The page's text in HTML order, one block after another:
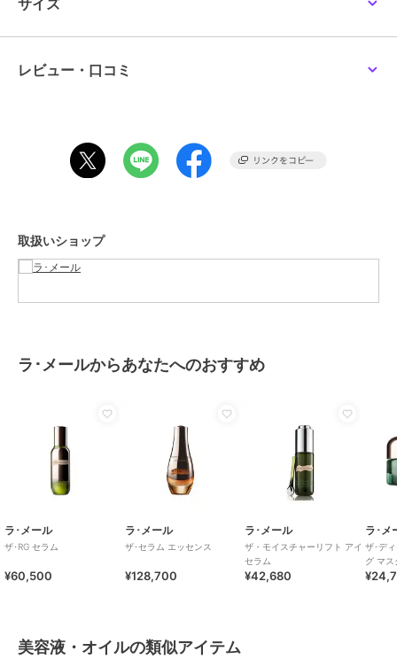
けません。\nあしからず、ご了承くださいませ。
この商品は、不良品のみ返品を承ります
ショップ ラ･メール
商品カテゴリ スキンケア ／美容液・オイル
カラー
サイズ
サイズ
レビュー・口コミ
取扱いショップ
ラ･メールからあなたへのおすすめ
ラ･メール
ザ･RG セラム
¥60,500
ラ･メール
ザ･セラム エッセンス
¥128,700
ラ･メール
ザ・モイスチャーリフト アイ
セラム
¥42,680
ラ･メ
ザ･デ
グ マス
美容液・オイルの類似アイテム